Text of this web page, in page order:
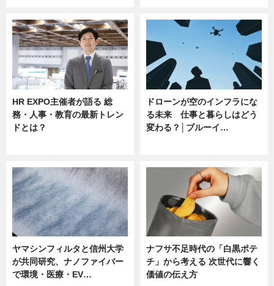
HR EXPO主催者が語る 総
務・人事・教育の最新トレン
ドとは？
ドローンが空のインフラにな
る未来 仕事と暮らしはどう
変わる？│ブルーイ…
ヤマシンフィルタと信州大学
が共同研究、ナノファイバー
で環境・医療・EV…
ナフサ不足時代の「白黒ポテ
チ」から考える 次世代に響く
価値の伝え方